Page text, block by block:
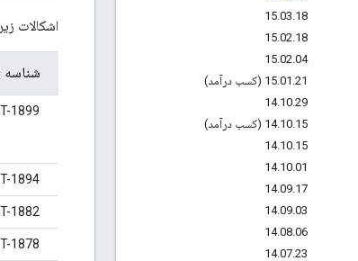
15.03.18
15.02.18
15.02.04
15.01 .21 (کسب درآمد)
14.10.29
14.10.15 (کسب درآمد)
14.10.15
14.10.01
14.09.17
14.09.03
14.08.06
14.07.23
اشکالات
شناسه
1899
1894
1882
1878